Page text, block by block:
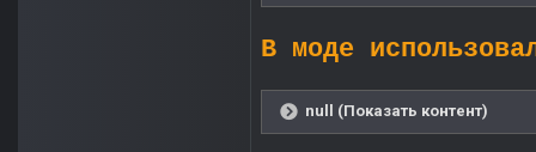
В моде
null (Показать контент)